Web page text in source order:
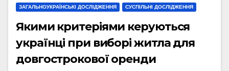
ЗАГАЛЬНОУКРАЇНСЬКІ ДОСЛІДЖЕННЯ СУСПІЛЬНІ ДОСЛІДЖЕННЯ
Якими критеріями керуються
українці при виборі житла для
довгострокової оренди